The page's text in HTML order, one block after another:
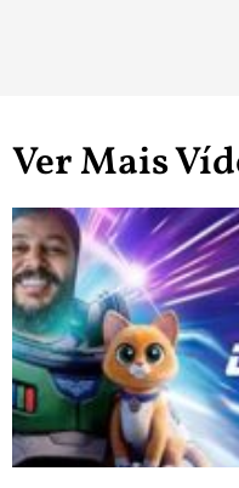
Ver Mais